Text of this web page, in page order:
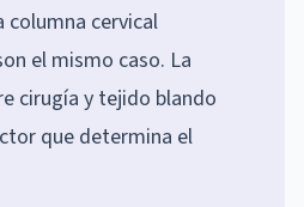
columna cervical
el mismo caso. La
cirugía y tejido blando
que determina el